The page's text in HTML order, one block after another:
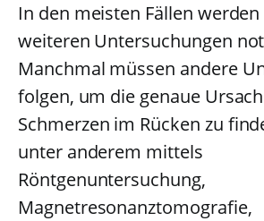
In den meisten Fällen
weiteren Untersuchungen
Manchmal müssen andere
folgen, um die genaue
Schmerzen im Rücken zu
unter anderem mittels
Röntgenuntersuchung,
Magnetresonanztomografie,